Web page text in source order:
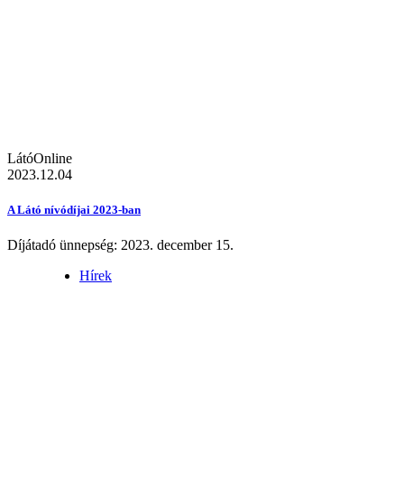
LátóOnline
2023.12.04
A Látó nívódíjai 2023-ban
Díjátadó ünnepség: 2023. december 15.
Hírek